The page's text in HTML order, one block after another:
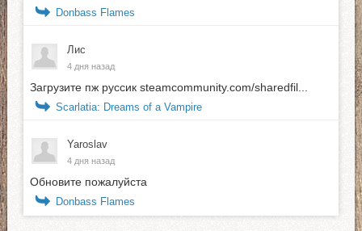
Donbass Flames
Лис
4 дня назад
Загрузите пж руссик steamcommunity.com/sharedfil...
Scarlatia: Dreams of a Vampire
Yaroslav
4 дня назад
Обновите пожалуйста
Donbass Flames